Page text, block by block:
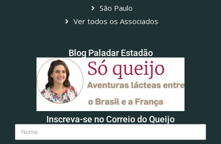
São Paulo
Ver todos os Associados
Blog Paladar Estadão
Inscreva-se no Correio do Queijo